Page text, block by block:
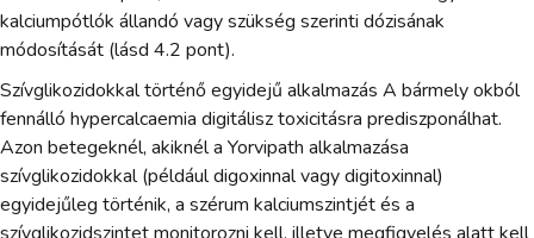
kalciumpótlók állandó vagy szükség szerinti dózisának
módosítását (lásd 4.2 pont).
Szívglikozidokkal történő egyidejű alkalmazás A bármely okból
fennálló hypercalcaemia digitálisz toxicitásra prediszponálhat.
Azon betegeknél, akiknél a Yorvipath alkalmazása
szívglikozidokkal (például digoxinnal vagy digitoxinnal)
egyidejűleg történik, a szérum kalciumszintjét és a